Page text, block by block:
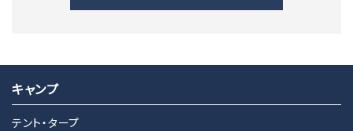
キーワード
キャンプ
テント・タープ